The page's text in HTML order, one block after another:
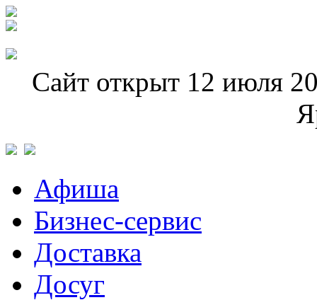
Сайт открыт 12 июля
Афиша
Бизнес-сервис
Доставка
Досуг